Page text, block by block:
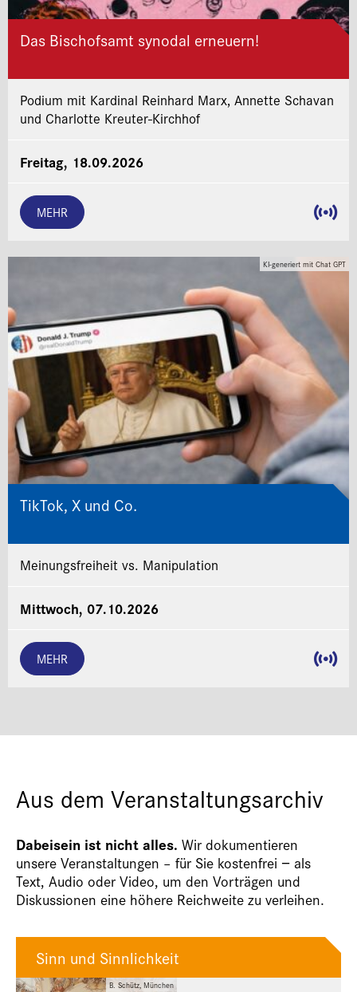
Das Bischofsamt synodal erneuern!
Podium mit Kardinal Reinhard Marx, Annette Schavan
und Charlotte Kreuter-Kirchhof
Freitag, 18.09.2026
MEHR
KI-generiert mit Chat GPT
TikTok, X und Co.
Meinungsfreiheit vs. Manipulation
Mittwoch, 07.10.2026
MEHR
Aus dem Veranstaltungsarchiv
Dabeisein ist nicht alles. Wir dokumentieren
unsere Veranstaltungen – für Sie kostenfrei − als
Text, Audio oder Video, um den Vorträgen und
Diskussionen eine höhere Reichweite zu verleihen.
B. Schütz, München
Sinn und Sinnlichkeit